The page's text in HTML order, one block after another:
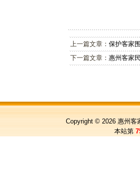
上一篇文章：保护客家
下一篇文章：惠州客家
Copyright © 2026 惠州客
本站第